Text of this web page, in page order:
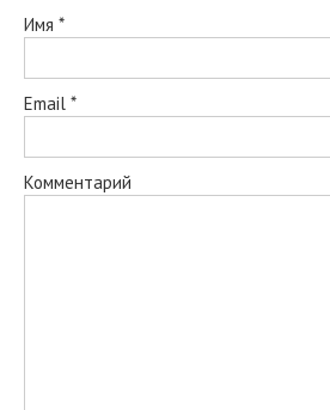
Имя *
Email *
Комментарий